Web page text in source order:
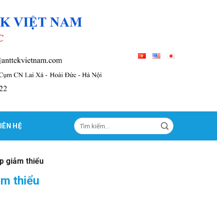
HỆ
Tìm
kiếm:
giảm thiểu
thiểu